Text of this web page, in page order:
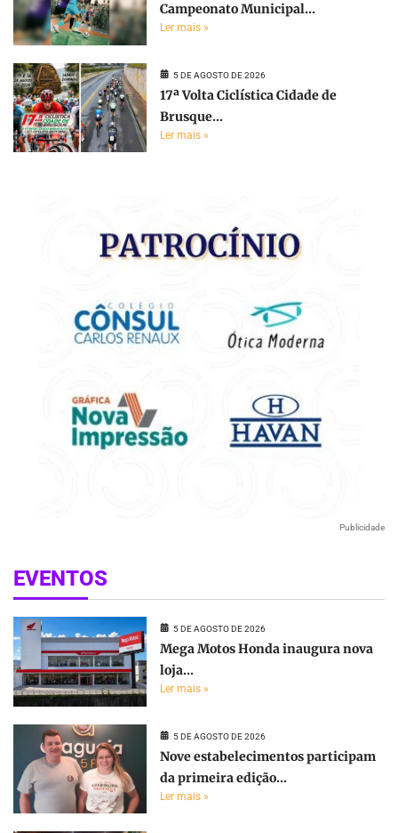
Campeonato Municipal...
Ler mais »
5 DE AGOSTO DE 2026
17ª Volta Ciclística Cidade de
Brusque...
Ler mais »
Publicidade
EVENTOS
5 DE AGOSTO DE 2026
Mega Motos Honda inaugura nova
loja...
Ler mais »
5 DE AGOSTO DE 2026
Nove estabelecimentos participam
da primeira edição...
Ler mais »